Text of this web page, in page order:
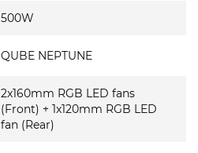
500W
QUBE NEPTUNE
2x160mm RGB LED fans
(Front) + 1x120mm RGB LED
fan (Rear)